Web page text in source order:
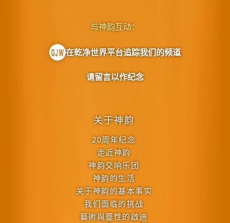
关于神韵
20周年纪念
走近神韵
神韵交响乐团
神韵的生活
关于神韵的基本事实
我们面临的挑战
藝術與靈性的啟迪
与神韵互动：
在乾净世界平台追踪我们的频道
请留言以作纪念